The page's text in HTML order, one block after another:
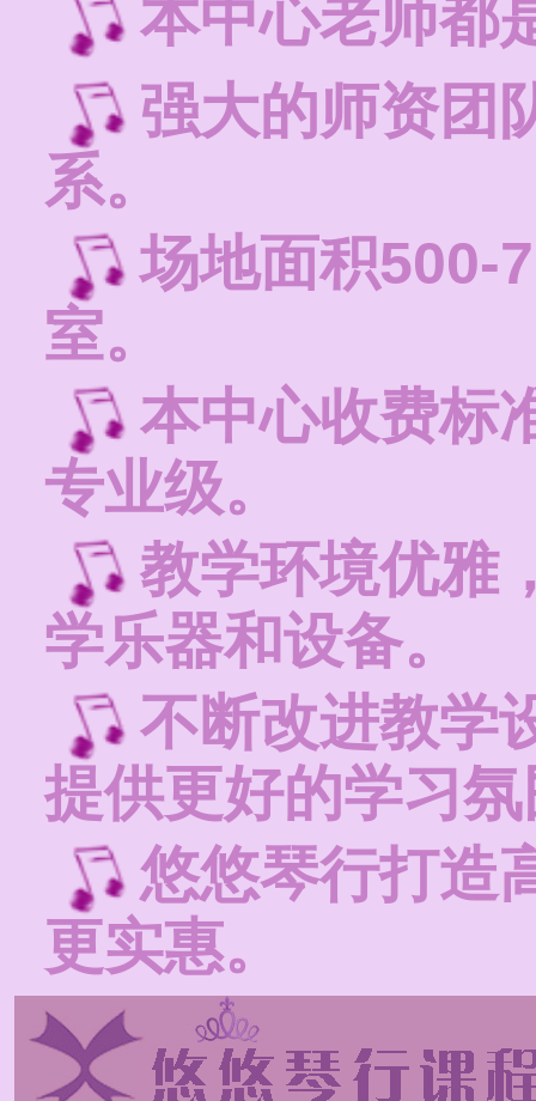
本中心老师都
强大的师资团
系。
场地面积500-
室。
本中心收费标
专业级。
教学环境优雅
学乐器和设备。
不断改进教学
提供更好的学习
悠悠琴行打造
更实惠。